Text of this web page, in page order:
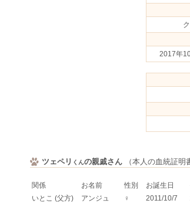
2017年
ツェペリ くんの親戚さん（本人の血統証明
関係 お名前 性別 お誕生日
いとこ (父方)
アンジュ ♀ 2011/10/7